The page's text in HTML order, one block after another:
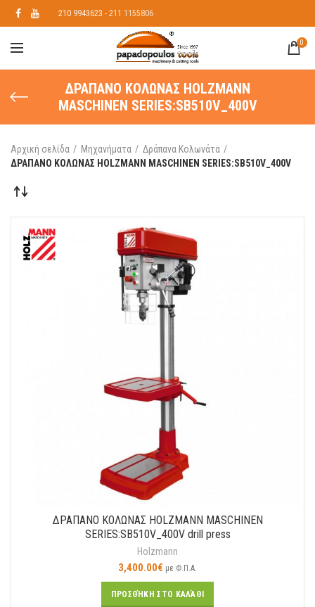
210 9943623 - 211 1155806
0
ΔΡΑΠΑΝΟ ΚΟΛΩΝΑΣ HOLZMANN
MASCHINEN SERIES:SB510V_400V
Αρχική σελίδα Μηχανήματα
Δράπανα Κολωνάτα
ΔΡΑΠΑΝΟ ΚΟΛΩΝΑΣ HOLZMANN MASCHINEN SERIES:SB510V_400V
ΔΡΑΠΑΝΟ ΚΟΛΩΝΑΣ HOLZMANN MASCHINEN
SERIES:SB510V_400V drill press
Holzmann
3,400.00€ με Φ.Π.Α.
ΠΡΟΣΘΉΚΗ ΣΤΟ ΚΑΛΆΘΙ